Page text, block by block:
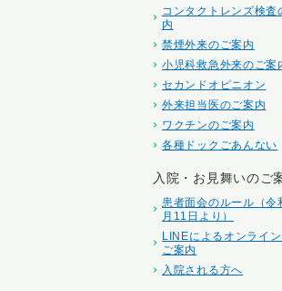
コンタクトレンズ検査
内
禁煙外来のご案内
小児科救急外来のご案
セカンドオピニオン
外来担当医のご案内
ワクチンのご案内
各種ドックごあんない
入院・お見舞いのご
患者面会のルール（令
月11日より）
LINEによるオンライ
ご案内
入院される方へ